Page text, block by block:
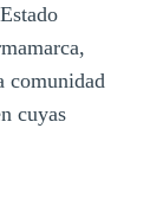
comunidad
cuyas